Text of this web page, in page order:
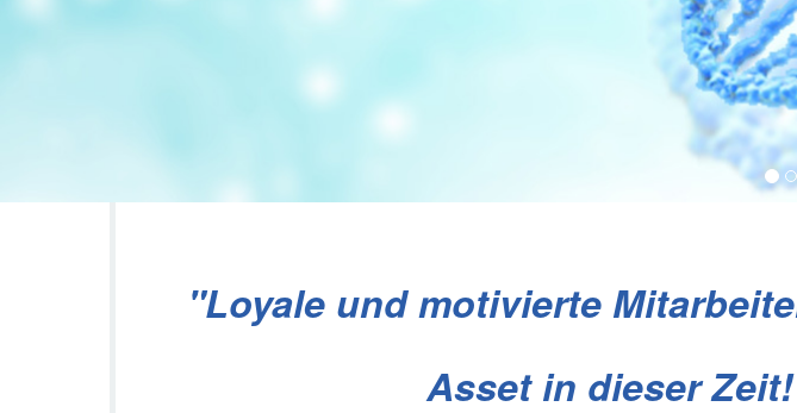
"Loyale und motivierte
Asset in dieser